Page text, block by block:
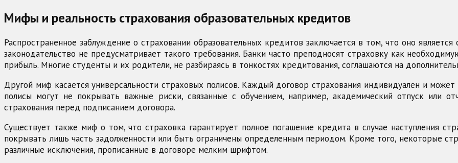
Мифы и реальность страхования образовательных кредитов
Распространенное заблуждение о страховании образовательных кредитов заключается в том, что оно
законодательство не предусматривает такого требования. Банки часто преподносят страховку как
прибыль. Многие студенты и их родители, не разбираясь в тонкостях кредитования, соглашаются на
Другой миф касается универсальности страховых полисов. Каждый договор страхования индивидуален и
полисы могут не покрывать важные риски, связанные с обучением, например, академический отпуск или
страхования перед подписанием договора.
Существует также миф о том, что страховка гарантирует полное погашение кредита в случае наступления
покрывать лишь часть задолженности или быть ограничены определенным периодом. Кроме того, некоторые
различные исключения, прописанные в договоре мелким шрифтом.